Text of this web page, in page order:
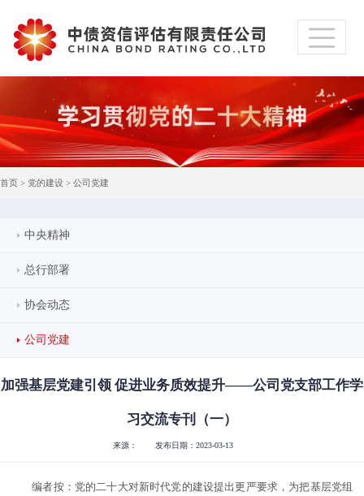
首页 > 党的建设 > 公司党建
中央精神
总行部署
协会动态
公司党建
加强基层党建引领 促进业务质效提升——公司党支部工作学
习交流专刊（一）
来源： 发布日期：2023-03-13
编者按：党的二十大对新时代党的建设提出更严要求，为把基层党组